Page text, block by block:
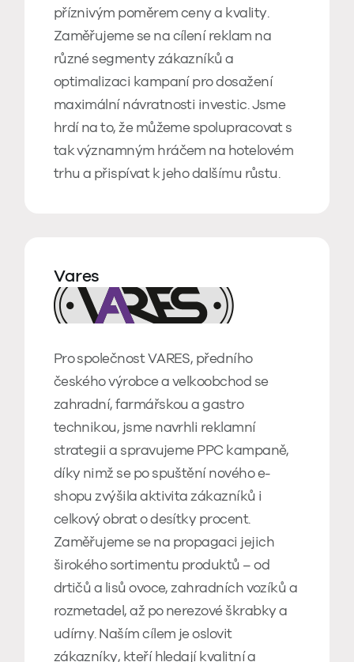
příznivým poměrem ceny a kvality.
Zaměřujeme se na cílení reklam na
různé segmenty zákazníků a
optimalizaci kampaní pro dosažení
maximální návratnosti investic. Jsme
hrdí na to, že můžeme spolupracovat s
tak významným hráčem na hotelovém
trhu a přispívat k jeho dalšímu růstu.
Vares
Pro společnost VARES, předního
českého výrobce a velkoobchod se
zahradní, farmářskou a gastro
technikou, jsme navrhli reklamní
strategii a spravujeme PPC kampaně,
díky nimž se po spuštění nového e-
shopu zvýšila aktivita zákazníků i
celkový obrat o desítky procent.
Zaměřujeme se na propagaci jejich
širokého sortimentu produktů – od
drtičů a lisů ovoce, zahradních vozíků a
rozmetadel, až po nerezové škrabky a
udírny. Naším cílem je oslovit
zákazníky, kteří hledají kvalitní a